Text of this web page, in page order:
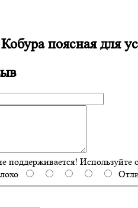
Кобура поясная для
поддерживается! Используйте